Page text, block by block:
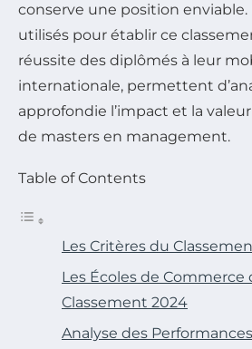
conserve une position enviable.
utilisés pour établir ce
réussite des diplômés à leur
internationale, permettent
approfondie l’impact et la
de masters en management.
Table of Contents
Les Critères du
Les Écoles de Commerce
Classement 2024
Analyse des